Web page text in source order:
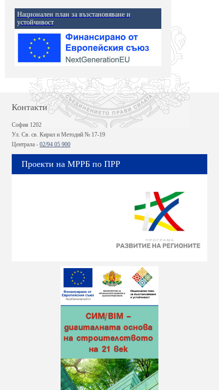
Национален план за възстановяване и
устойчивост
Контакти
София 1202
Ул. Св. св. Кирил и Методий № 17-19
Централа - 02/94 05 900
Проекти на МРРБ по ПРР